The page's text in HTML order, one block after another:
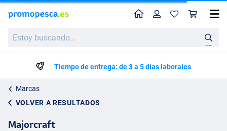
buscando…
en
Perfil
Tiempo de entrega: de 3 a 5 días laborales
Marcas
VOLVER A RESULTADOS
Majorcraft